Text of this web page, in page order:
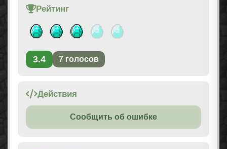
Рейтинг
3.4 7 голосов
Действия
Сообщить об ошибке